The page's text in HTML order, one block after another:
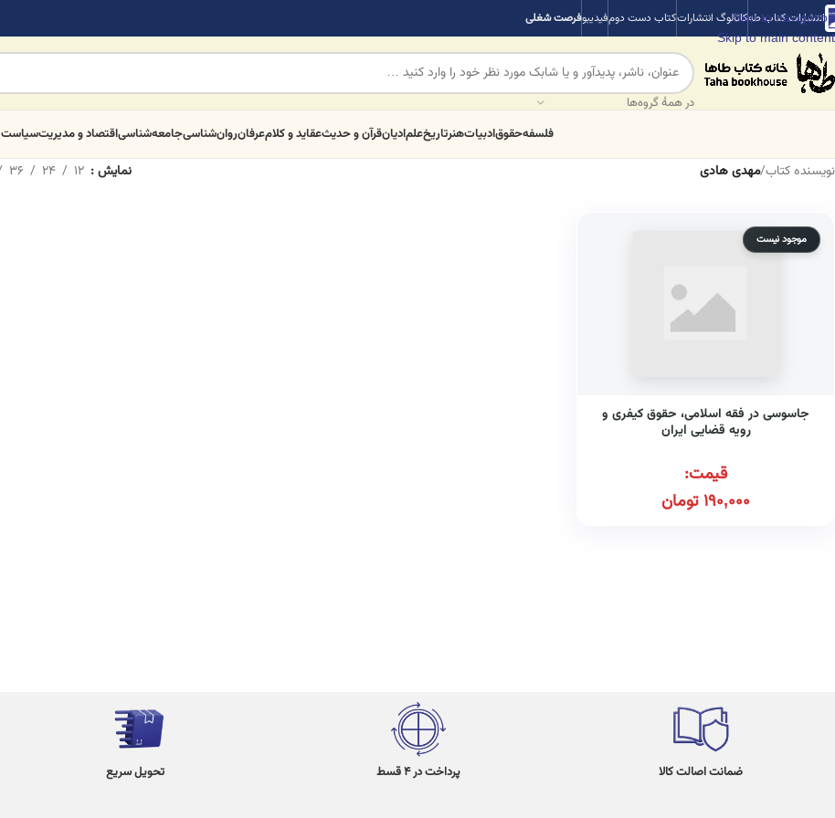
Skip to navigation
Skip to main content
انتشارات کتاب طهکاتالوگ انتشاراتکتاب دست دومفیدیبوفرصت شغلی
در همهٔ گروه‌ها
فلسفهحقوقادبیاتهنرتاریخعلمادیانقرآن و حدیثعقاید و کلامعرفانروان‌شناسیجامعه‌شناسیاقتصاد و مدیریتسیاست
نویسنده کتاب/مهدی هادی نمایش 12
24
36
موجود نیست
جاسوسی در فقه اسلامی، حقوق کیفری و
رویه قضایی ایران
قیمت:
190,000تومان
ضمانت اصالت کالا پرداخت در 4 قسط تحویل سریع